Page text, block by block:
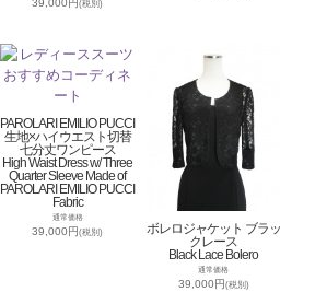
(税別)
PAROLARI EMILIO PUCCI
生地×ハイウエスト切替
七分丈ワンピース
High Waist Dress w/ Three
Quarter Sleeve Made of
PAROLARI EMILIO PUCCI
Fabric
通常価格
39,000円(税別)
ボレロジャケット ブラッ
クレース
Black Lace Bolero
通常価格
39,000円(税別)